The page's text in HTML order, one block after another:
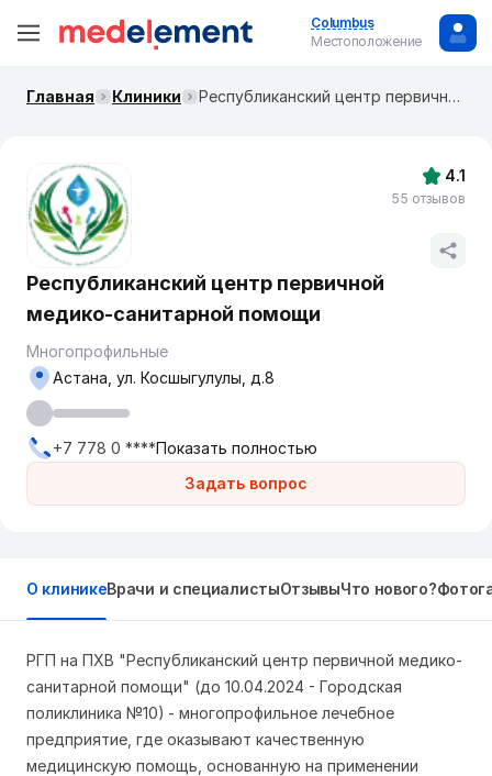
Columbus
Местоположение
Главная Клиники Республиканский центр первичной медико-санитарной помощи
Республиканский центр первичной
медико-санитарной помощи
Многопрофильные
Задать вопрос
Астана, ул. Косшыгулулы, д.8
+7 778 0 ****Показать полностью
4.1
55 отзывов
О клиникеВрачи и специалистыОтзывыЧто нового?
РГП на ПХВ "Республиканский центр первичной медико-
санитарной помощи" (до 10.04.2024 - Городская
поликлиника №10) - многопрофильное лечебное
предприятие, где оказывают качественную
медицинскую помощь, основанную на применении